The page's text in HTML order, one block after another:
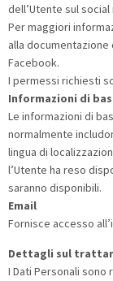
dell’Utente sul
Per maggiori
alla
Facebook.
I permessi richiesti
Informazioni di
Le informazioni di
normalmente
lingua di
l’Utente ha reso
saranno disponibili.
Email
Fornisce accesso
Dettagli sul
I Dati Personali